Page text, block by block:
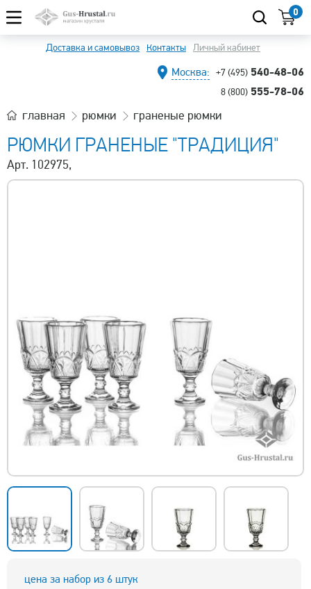
0
Доставка и самовывоз Контакты Личный кабинет
Москва: +7 (495) 540-48-06
8 (800) 555-78-06
главная рюмки граненые рюмки
РЮМКИ ГРАНЕНЫЕ "ТРАДИЦИЯ"
Арт. 102975,
цена за набор из 6 штук